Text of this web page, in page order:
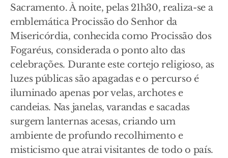
Sacramento. À noite, pelas 21h30, realiza-se a
emblemática Procissão do Senhor da
Misericórdia, conhecida como Procissão dos
Fogaréus, considerada o ponto alto das
celebrações. Durante este cortejo religioso, as
luzes públicas são apagadas e o percurso é
iluminado apenas por velas, archotes e
candeias. Nas janelas, varandas e sacadas
surgem lanternas acesas, criando um
ambiente de profundo recolhimento e
misticismo que atrai visitantes de todo o país.